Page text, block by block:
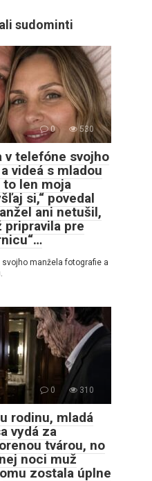
sudominti
0 530
v telefóne svojho
videá s mladou
to len moja
si,“ povedal
ani netušil,
pripravila pre
manžela fotografie a
0 310
rodinu, mladá
vydá za
tvárou, no
noci muž
zostala úplne